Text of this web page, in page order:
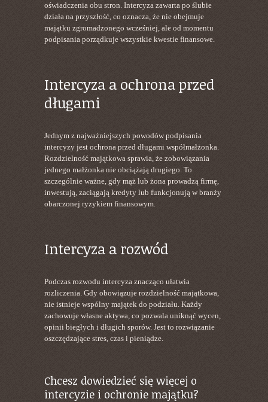
oświadczenia obu stron. Intercyza zawarta po ślubie
działa na przyszłość, co oznacza, że nie obejmuje
majątku zgromadzonego wcześniej, ale od momentu
podpisania porządkuje wszystkie kwestie finansowe.
Intercyza a ochrona przed
długami
Jednym z najważniejszych powodów podpisania
intercyzy jest ochrona przed długami współmałżonka.
Rozdzielność majątkowa sprawia, że zobowiązania
jednego małżonka nie obciążają drugiego. To
szczególnie ważne, gdy mąż lub żona prowadzą firmę,
inwestują, zaciągają kredyty lub funkcjonują w branży
obarczonej ryzykiem finansowym.
Intercyza a rozwód
Podczas rozwodu intercyza znacząco ułatwia
rozliczenia. Gdy obowiązuje rozdzielność majątkowa,
nie istnieje wspólny majątek do podziału. Każdy
zachowuje własne aktywa, co pozwala uniknąć wycen,
opinii biegłych i długich sporów. Jest to rozwiązanie
oszczędzające stres, czas i pieniądze.
Chcesz dowiedzieć się więcej o
intercyzie i ochronie majątku?